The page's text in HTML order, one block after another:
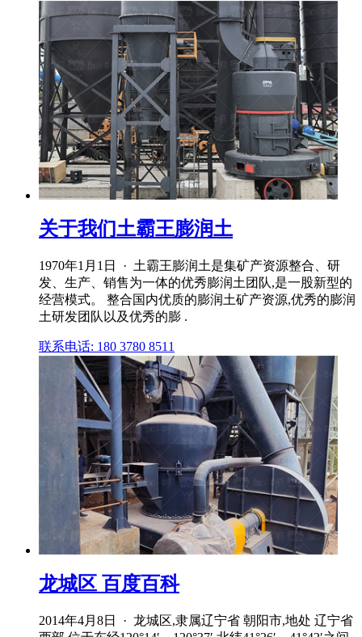
关于我们土霸王膨润土
1970年1月1日 · 土霸王膨润土是集矿产资源整合、研
发、生产、销售为一体的优秀膨润土团队,是一股新型的
经营模式。 整合国内优质的膨润土矿产资源,优秀的膨润
土研发团队以及优秀的膨 .
联系电话: 180 3780 8511
龙城区 百度百科
2014年4月8日 · 龙城区,隶属辽宁省 朝阳市,地处 辽宁省